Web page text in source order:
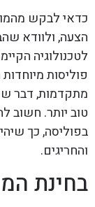
כדאי לבקש
הצעה, ולוודא
לטכנולוגיה
פוליסות מיוחדות
מתקדמות, דבר
טוב יותר. חשוב
בפוליסה, כך
והחריגים.
בחינת